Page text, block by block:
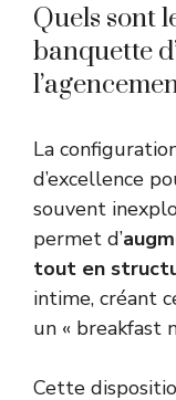
Quels sont
banquette
La
d’excellence
souvent
permet d’
tout en
intime, créant
un « breakfast
Cette